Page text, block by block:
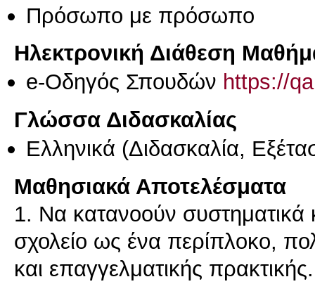
Πρόσωπο με πρόσωπο
Ηλεκτρονική Διάθεση
e-Οδηγός Σπουδών https://
Γλώσσα Διδασκαλίας
Ελληνικά (Διδασκαλία,
Μαθησιακά Αποτελέσματα
1. Να κατανοούν συστηματικά
σχολείο ως ένα περίπλοκο,
και επαγγελματικής πρακτικής.